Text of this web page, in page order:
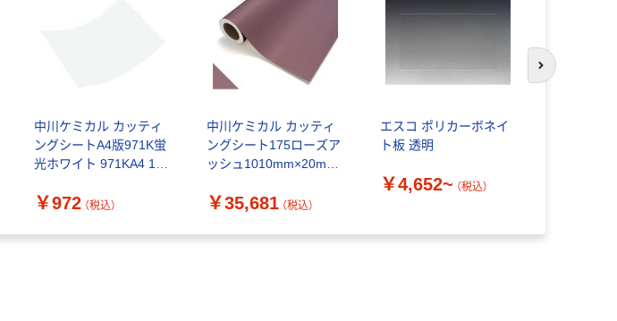
中川ケミカル カッティ
ングシートA4版971K蛍
光ホワイト 971KA4 1枚
￥972 （税込）
中川ケミカル カッティ
ングシート175ローズア
ッシュ1010mm×20m
2761（直送品）
￥35,681 （税込）
エスコ ポリカーボネイ
ト板 透明
￥4,652~ （税込）
次のスライド